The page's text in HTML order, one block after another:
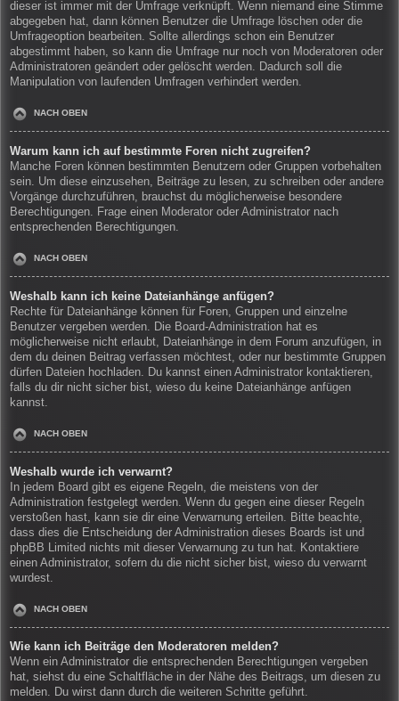
dieser ist immer mit der Umfrage verknüpft. Wenn niemand eine Stimme
abgegeben hat, dann können Benutzer die Umfrage löschen oder die
Umfrageoption bearbeiten. Sollte allerdings schon ein Benutzer
abgestimmt haben, so kann die Umfrage nur noch von Moderatoren oder
Administratoren geändert oder gelöscht werden. Dadurch soll die
Manipulation von laufenden Umfragen verhindert werden.
NACH OBEN
Warum kann ich auf bestimmte Foren nicht zugreifen?
Manche Foren können bestimmten Benutzern oder Gruppen vorbehalten
sein. Um diese einzusehen, Beiträge zu lesen, zu schreiben oder andere
Vorgänge durchzuführen, brauchst du möglicherweise besondere
Berechtigungen. Frage einen Moderator oder Administrator nach
entsprechenden Berechtigungen.
NACH OBEN
Weshalb kann ich keine Dateianhänge anfügen?
Rechte für Dateianhänge können für Foren, Gruppen und einzelne
Benutzer vergeben werden. Die Board-Administration hat es
möglicherweise nicht erlaubt, Dateianhänge in dem Forum anzufügen, in
dem du deinen Beitrag verfassen möchtest, oder nur bestimmte Gruppen
dürfen Dateien hochladen. Du kannst einen Administrator kontaktieren,
falls du dir nicht sicher bist, wieso du keine Dateianhänge anfügen
kannst.
NACH OBEN
Weshalb wurde ich verwarnt?
In jedem Board gibt es eigene Regeln, die meistens von der
Administration festgelegt werden. Wenn du gegen eine dieser Regeln
verstoßen hast, kann sie dir eine Verwarnung erteilen. Bitte beachte,
dass dies die Entscheidung der Administration dieses Boards ist und
phpBB Limited nichts mit dieser Verwarnung zu tun hat. Kontaktiere
einen Administrator, sofern du die nicht sicher bist, wieso du verwarnt
wurdest.
NACH OBEN
Wie kann ich Beiträge den Moderatoren melden?
Wenn ein Administrator die entsprechenden Berechtigungen vergeben
hat, siehst du eine Schaltfläche in der Nähe des Beitrags, um diesen zu
melden. Du wirst dann durch die weiteren Schritte geführt.